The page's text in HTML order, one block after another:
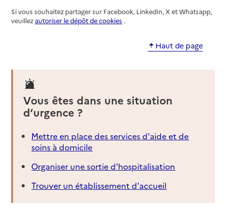
Si vous souhaitez partager sur Facebook, LinkedIn, X et Whatsapp,
veuillezautoriser le dépôt de cookies .
Haut de page
Vous êtes dans une situation
d’urgence ?
Mettre en place des services d'aide et de
soins à domicile
Organiser une sortie d'hospitalisation
Trouver un établissement d'accueil